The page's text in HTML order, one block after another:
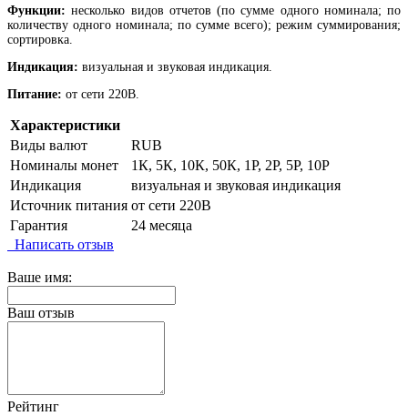
Функции:несколько видов отчетов (по сумме одного номинала; по
количеству одного номинала; по сумме всего); режим суммирования;
сортировка.
Индикация: визуальная и звуковая индикация.
Питание: от сети 220В.
Характеристики
Виды валют
RUB
Номиналы монет
1К, 5К, 10К, 50К, 1Р, 2Р, 5Р, 10Р
Индикация
визуальная и звуковая индикация
Источник питания от сети 220В
Гарантия
24 месяца
Написать отзыв
Ваше имя:
Ваш отзыв
Рейтинг